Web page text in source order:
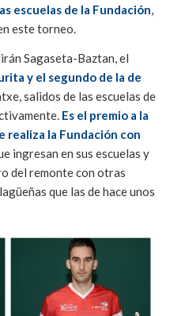
escuelas de la Fundación,
este torneo.
Sagaseta-Baztan, el
y el segundo de la de
salidos de las escuelas de
Es el premio a la
realiza la Fundación con
ingresan en sus escuelas y
del remonte con otras
que las de hace unos